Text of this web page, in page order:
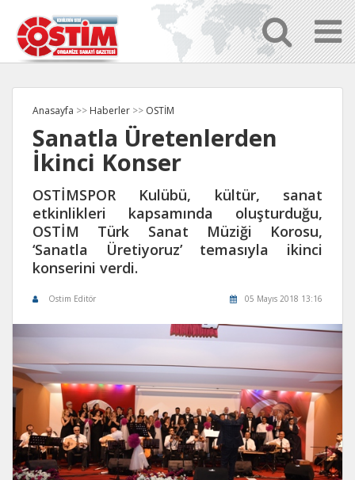
Anasayfa >> Haberler >> OSTİM
Sanatla Üretenlerden
İkinci Konser
OSTİMSPOR Kulübü, kültür, sanat
etkinlikleri kapsamında oluşturduğu,
OSTİM Türk Sanat Müziği Korosu,
‘Sanatla Üretiyoruz’ temasıyla ikinci
konserini verdi.
Ostim Editör 05 Mayıs 2018 13:16